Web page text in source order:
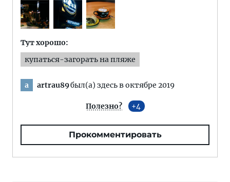
Тут хорошо:
купаться-загорать на пляже
a artrau89был(а) здесь в октябре 2019
Полезно? 4
Прокомментировать